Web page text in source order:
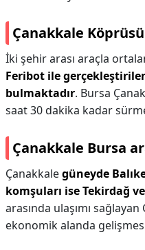
Çanakkale
İki şehir arası araçla
Feribot ile
bulmaktadır. Bursa
saat 30 dakika kadar
Çanakkale Bursa
Çanakkalegüneyde
komşuları ise Tekirdağ
arasında ulaşımı
ekonomik alanda